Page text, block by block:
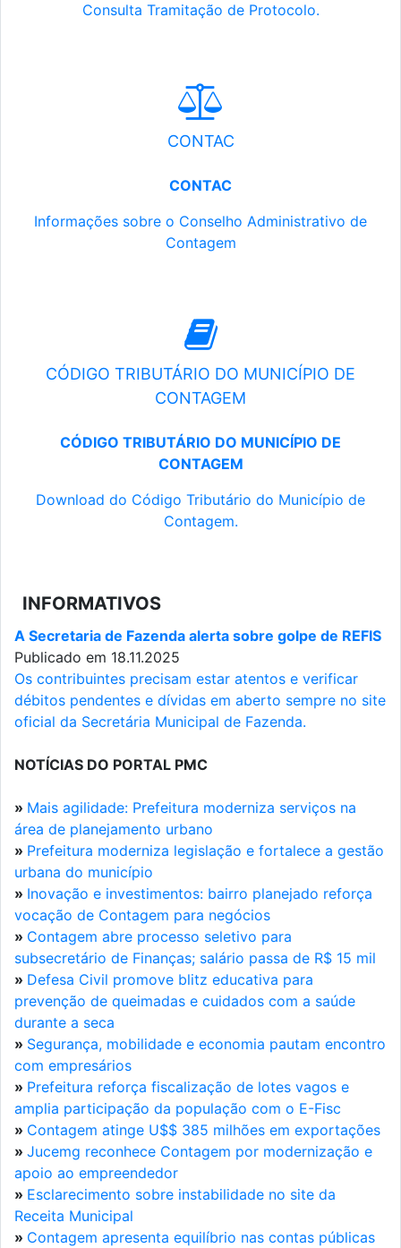
Consulta Tramitação de Protocolo.
CONTAC
CONTAC
Informações sobre o Conselho Administrativo de
Contagem
CÓDIGO TRIBUTÁRIO DO MUNICÍPIO DE
CONTAGEM
CÓDIGO TRIBUTÁRIO DO MUNICÍPIO DE
CONTAGEM
Download do Código Tributário do Município de
Contagem.
INFORMATIVOS
A Secretaria de Fazenda alerta sobre golpe de REFIS
Publicado em 18.11.2025
Os contribuintes precisam estar atentos e verificar
débitos pendentes e dívidas em aberto sempre no site
oficial da Secretária Municipal de Fazenda.
NOTÍCIAS DO PORTAL PMC
» Mais agilidade: Prefeitura moderniza serviços na
área de planejamento urbano
» Prefeitura moderniza legislação e fortalece a gestão
urbana do município
» Inovação e investimentos: bairro planejado reforça
vocação de Contagem para negócios
» Contagem abre processo seletivo para
subsecretário de Finanças; salário passa de R$ 15 mil
» Defesa Civil promove blitz educativa para
prevenção de queimadas e cuidados com a saúde
durante a seca
» Segurança, mobilidade e economia pautam encontro
com empresários
» Prefeitura reforça fiscalização de lotes vagos e
amplia participação da população com o E-Fisc
» Contagem atinge U$$ 385 milhões em exportações
» Jucemg reconhece Contagem por modernização e
apoio ao empreendedor
» Esclarecimento sobre instabilidade no site da
Receita Municipal
» Contagem apresenta equilíbrio nas contas públicas